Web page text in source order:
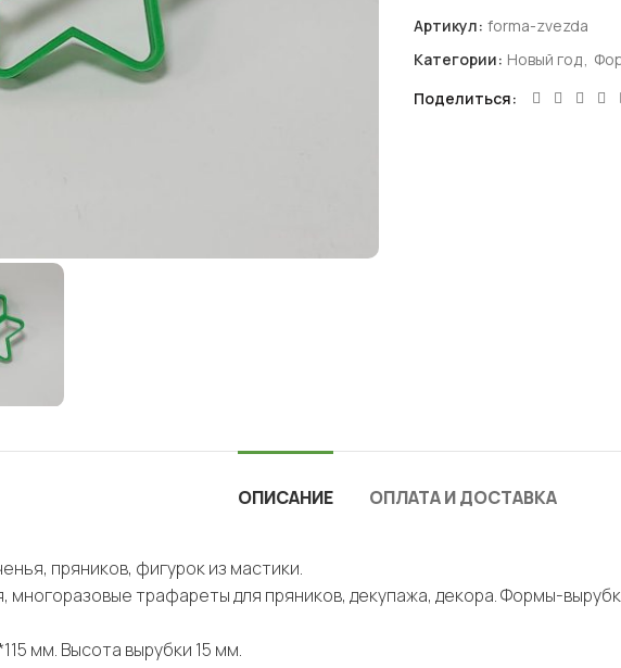
Артикул: forma-zvezda
Категории: Новый год,
Поделиться
ОПИСАНИЕ ОПЛАТА И ДОСТАВКА
пряников, фигурок из мастики.
многоразовые трафареты для пряников, декупажа, декора. Формы-
мм. Высота вырубки 15 мм.